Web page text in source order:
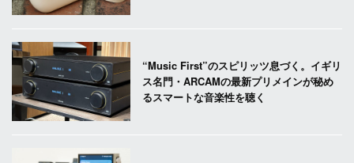
“Music First”のスピリッツ息づく。イギリ
ス名門・ARCAMの最新プリメインが秘め
るスマートな音楽性を聴く